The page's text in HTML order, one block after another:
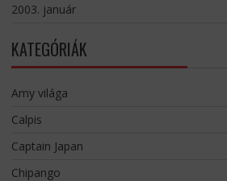
2003. január
KATEGÓRIÁK
Amy világa
Calpis
Captain Japan
Chipango